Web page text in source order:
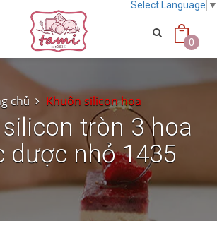
Select Language ▼
0
chủ Khuôn silicon hoa
tròn 3 hoa
dược nhỏ 1435